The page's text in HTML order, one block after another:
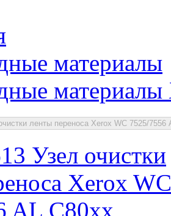
материалы
ленты переноса Xerox WC 7525/7556